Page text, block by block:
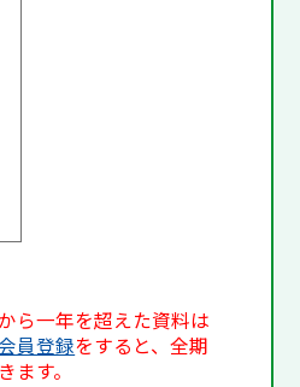
ら一年を超えた資料は
員登録をすると、全期
ます。